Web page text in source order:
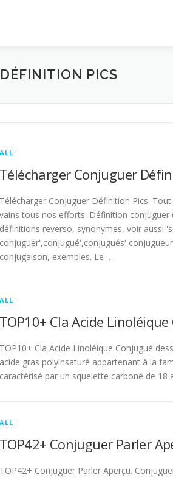
PICS
ALL
Télécharger Conjuguer
Télécharger Conjuguer Définition Pics.
vains tous nos efforts. Définition conjuguer
définitions reverso, synonymes, voir aussi
conjugaison, exemples. Le …
ALL
TOP10+ Cla Acide
TOP10+ Cla Acide Linoléique Conjugué
acide gras polyinsaturé appartenant à la
caractérisé par un squelette carboné de 18
ALL
TOP42+ Conjuguer Parler
TOP42+ Conjuguer Parler Aperçu.